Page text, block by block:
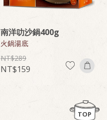
南洋叻沙鍋400g
火鍋湯底
289
159
TOP